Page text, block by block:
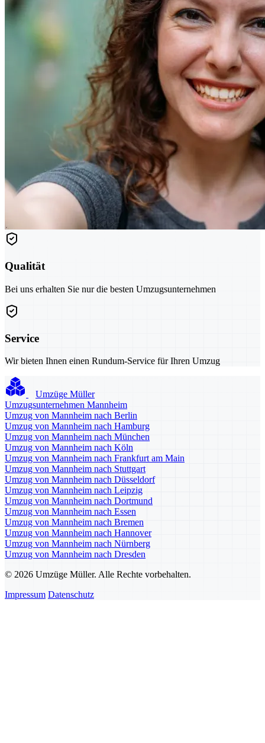
Qualität
Bei uns erhalten Sie nur die besten Umzugsunternehmen
Service
Wir bieten Ihnen einen Rundum-Service für Ihren Umzug
Umzüge Müller
Umzugsunternehmen Mannheim
Umzug von Mannheim nach Berlin
Umzug von Mannheim nach Hamburg
Umzug von Mannheim nach München
Umzug von Mannheim nach Köln
Umzug von Mannheim nach Frankfurt am Main
Umzug von Mannheim nach Stuttgart
Umzug von Mannheim nach Düsseldorf
Umzug von Mannheim nach Leipzig
Umzug von Mannheim nach Dortmund
Umzug von Mannheim nach Essen
Umzug von Mannheim nach Bremen
Umzug von Mannheim nach Hannover
Umzug von Mannheim nach Nürnberg
Umzug von Mannheim nach Dresden
© 2026 Umzüge Müller. Alle Rechte vorbehalten.
Impressum Datenschutz